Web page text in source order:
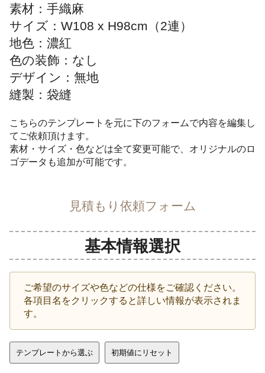
素材：手織麻
サイズ：W108 x H98cm（2連）
地色：濃紅
色の装飾：なし
デザイン：無地
縫製：袋縫
こちらのテンプレートを元に下のフォームで内容を編集し
てご依頼頂けます。
素材・サイズ・色などは全て変更可能で、オリジナルのロ
ゴデータも追加が可能です。
見積もり依頼フォーム
基本情報選択
ご希望のサイズや色などの仕様をご確認ください。
各項目名をクリックすると詳しい情報が表示されま
す。
テンプレートから選ぶ 初期値にリセット